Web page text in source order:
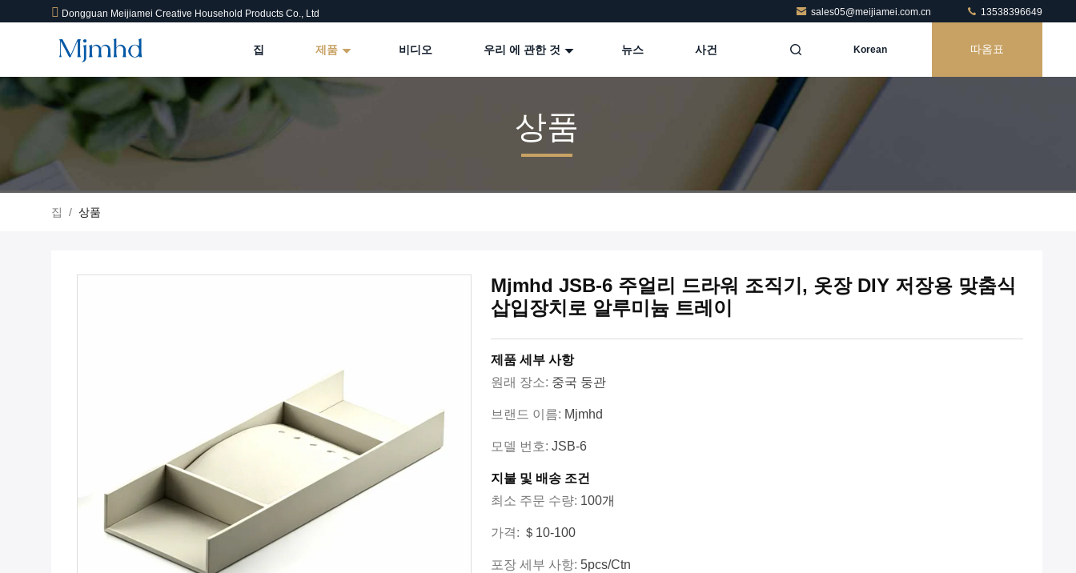
Dongguan Meijiamei Creative Household Products Co., Ltd sales05@meijiamei.com.cn 13538396649
집 제품 비디오 우리 에 관한 것 뉴스 사건 Korean 따옴표
상품
집 / 상품
Mjmhd JSB-6 주얼리 드라워 조직기, 옷장 DIY 저장용 맞춤식
삽입장치로 알루미늄 트레이
제품 세부 사항
원래 장소: 중국 둥관
브랜드 이름: Mjmhd
모델 번호: JSB-6
지불 및 배송 조건
최소 주문 수량: 100개
가격: ＄10-100
포장 세부 사항: 5pcs/ctn